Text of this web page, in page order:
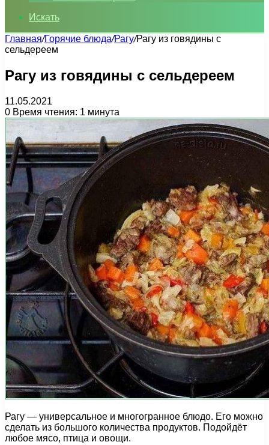
Искать
Главная/Горячие блюда/Рагу/Рагу из говядины с
сельдереем
Рагу из говядины с сельдереем
11.05.2021
0 Время чтения: 1 минута
Рагу — универсальное и многогранное блюдо. Его можно
сделать из большого количества продуктов. Подойдёт
любое мясо, птица и овощи.